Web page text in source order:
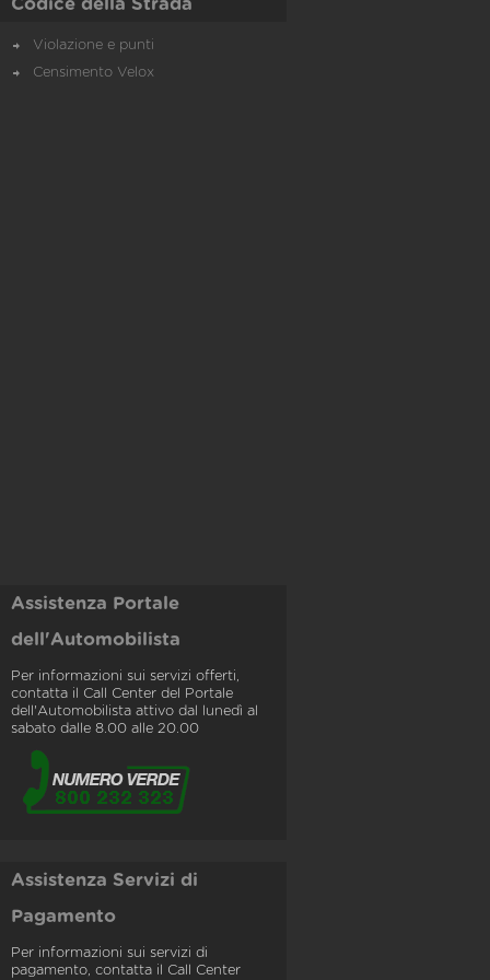
Codice della Strada
Violazione e punti
Censimento Velox
Assistenza Portale
dell'Automobilista
Per informazioni sui servizi offerti,
contatta il Call Center del Portale
dell'Automobilista attivo dal lunedì al
sabato dalle 8.00 alle 20.00
Assistenza Servizi di
Pagamento
Per informazioni sui servizi di
pagamento, contatta il Call Center